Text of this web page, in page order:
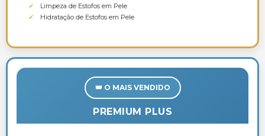
Limpeza de Estofos em Pele
Hidratação de Estofos em Pele
O MAIS VENDIDO
PREMIUM PLUS